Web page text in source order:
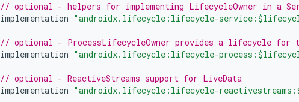
// optional - helpers for implementing LifecycleOwner in a
implementation "androidx.lifecycle:lifecycle-
// optional - ProcessLifecycleOwner provides a lifecycle for
implementation "androidx.lifecycle:lifecycle-
// optional - ReactiveStreams support for LiveData
implementation "androidx.lifecycle:lifecycle-